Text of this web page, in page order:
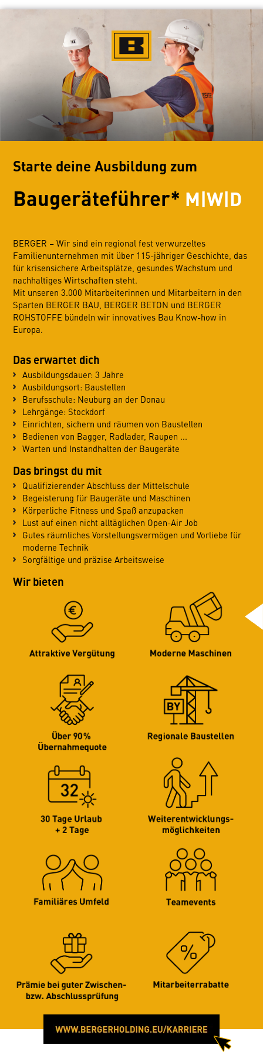
Starte deine Ausbildung zum
Baugeräteführer* M|W|D
BERGER – Wir sind ein regional fest verwurzeltes
Familienunternehmen mit über 115-jähriger Geschichte, das
für krisensichere Arbeitsplätze, gesundes Wachstum und
nachhaltiges Wirtschaften steht.
Mit unseren 3.000 Mitarbeiterinnen und Mitarbeitern in den
Sparten BERGER BAU, BERGER BETON und BERGER
ROHSTOFFE bündeln wir innovatives Bau Know-how in
Europa.
Das erwartet dich
Ausbildungsdauer: 3 Jahre
Ausbildungsort: Baustellen
Berufsschule: Neuburg an der Donau
Lehrgänge: Stockdorf
Einrichten, sichern und räumen von Baustellen
Bedienen von Bagger, Radlader, Raupen ...
Warten und Instandhalten der Baugeräte
Das bringst du mit
Qualifizierender Abschluss der Mittelschule
Begeisterung für Baugeräte und Maschinen
Körperliche Fitness und Spaß anzupacken
Lust auf einen nicht alltäglichen Open-Air Job
Gutes räumliches Vorstellungsvermögen und Vorliebe für
moderne Technik
Sorgfältige und präzise Arbeitsweise
Wir bieten